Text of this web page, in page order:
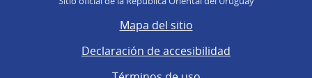
Mapa del sitio
Declaración de accesibilidad